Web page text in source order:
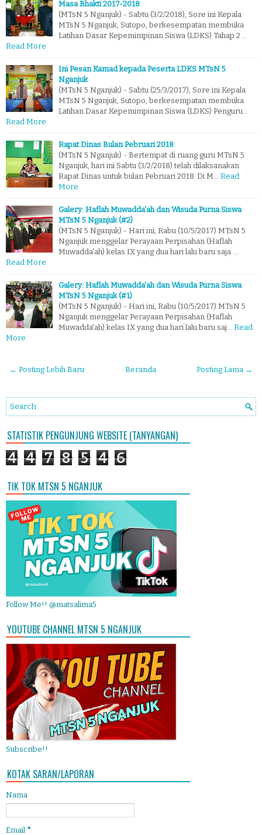
Masa Bhakti 2017-2018
(MTsN 5 Nganjuk) - Sabtu (3/2/2018), Sore ini Kepala
MTsN 5 Nganjuk, Sutopo, berkesempatan membuka
Latihan Dasar Kepemimpinan Siswa (LDKS) Tahap 2 …
Read More
Ini Pesan Kamad kepada Peserta LDKS MTsN 5
Nganjuk
(MTsN 5 Nganjuk) - Sabtu (25/3/2017), Sore ini Kepala
MTsN 5 Nganjuk, Sutopo, berkesempatan membuka
Latihan Dasar Kepemimpinan Siswa (LDKS) Penguru…
Read More
Rapat Dinas Bulan Pebruari 2018
(MTsN 5 Nganjuk) - Bertempat di ruang guru MTsN 5
Nganjuk, hari ini Sabtu (3/2/2018) telah dilaksanakan
Rapat Dinas untuk bulan Pebruari 2018. Di M…
Read
More
Galery: Haflah Muwadda'ah dan Wisuda Purna Siswa
MTsN 5 Nganjuk (#2)
(MTsN 5 Nganjuk) - Hari ini, Rabu (10/5/2017) MTsN 5
Nganjuk menggelar Perayaan Perpisahan (Haflah
Muwadda'ah) kelas IX yang dua hari lalu baru saja …
Read More
Galery: Haflah Muwadda'ah dan Wisuda Purna Siswa
MTsN 5 Nganjuk (#1)
(MTsN 5 Nganjuk) - Hari ini, Rabu (10/5/2017) MTsN 5
Nganjuk menggelar Perayaan Perpisahan (Haflah
Muwadda'ah) kelas IX yang dua hari lalu baru saj…
Read
More
← Posting Lebih Baru Posting Lama →
Beranda
STATISTIK PENGUNJUNG WEBSITE (TANYANGAN)
4 4 7 8 5 4 6
TIK TOK MTSN 5 NGANJUK
Follow Me!! @matsalima5
YOUTUBE CHANNEL MTSN 5 NGANJUK
Subscribe!!
KOTAK SARAN/LAPORAN
Nama
Email *